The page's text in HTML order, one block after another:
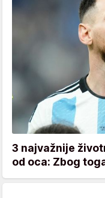
3 najvažnije
od oca: Zbog